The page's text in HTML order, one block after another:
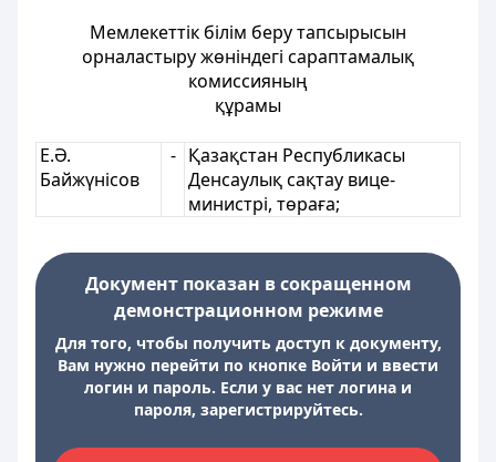
Мемлекеттік білім беру тапсырысын
орналастыру жөніндегі сараптамалық
комиссияның
құрамы
Е.Ә.
Байжүнісов
- Қазақстан Республикасы
Денсаулық сақтау вице-
министрі, төраға;
Документ показан в сокращенном
демонстрационном режиме
Для того, чтобы получить доступ к документу,
Вам нужно перейти по кнопке Войти и ввести
логин и пароль. Если у вас нет логина и
пароля, зарегистрируйтесь.